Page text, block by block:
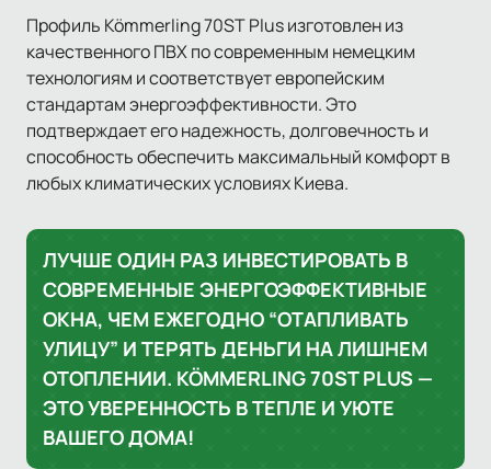
Профиль Kömmerling 70ST Plus изготовлен из
качественного ПВХ по современным немецким
технологиям и соответствует европейским
стандартам энергоэффективности. Это
подтверждает его надежность, долговечность и
способность обеспечить максимальный комфорт в
любых климатических условиях Киева.
ЛУЧШЕ ОДИН РАЗ ИНВЕСТИРОВАТЬ В
СОВРЕМЕННЫЕ ЭНЕРГОЭФФЕКТИВНЫЕ
ОКНА, ЧЕМ ЕЖЕГОДНО “ОТАПЛИВАТЬ
УЛИЦУ” И ТЕРЯТЬ ДЕНЬГИ НА ЛИШНЕМ
ОТОПЛЕНИИ. KÖMMERLING 70ST PLUS —
ЭТО УВЕРЕННОСТЬ В ТЕПЛЕ И УЮТЕ
ВАШЕГО ДОМА!